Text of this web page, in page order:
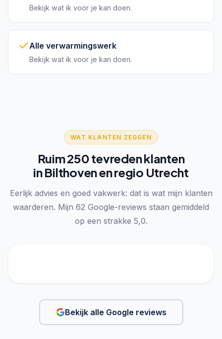
Bekijk wat ik voor je kan doen.
Alle verwarmingswerk
Bekijk wat ik voor je kan doen.
WAT KLANTEN ZEGGEN
Ruim 250 tevreden klanten
in Bilthoven en regio Utrecht
Eerlijk advies en goed vakwerk: dat is wat mijn klanten
waarderen. Mijn 62 Google-reviews staan gemiddeld
op een strakke 5,0.
Bekijk alle Google reviews